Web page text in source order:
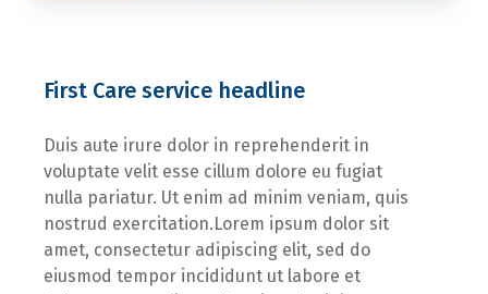
First Care service headline
Duis aute irure dolor in reprehenderit in
voluptate velit esse cillum dolore eu fugiat
nulla pariatur. Ut enim ad minim veniam, quis
nostrud exercitation.Lorem ipsum dolor sit
amet, consectetur adipiscing elit, sed do
eiusmod tempor incididunt ut labore et